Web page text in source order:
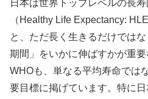
日本は世界トップレベルの長
（Healthy Life Expectancy:
と、ただ長く生きるだけでは
期間」をいかに伸ばすかが重
WHOも、単なる平均寿命では
要目標に掲げています。特に